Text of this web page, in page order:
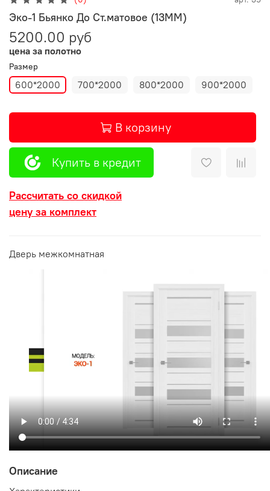
Эко-1 Бьянко До Ст.матовое (13ММ)
5200.00 руб
цена за полотно
Размер
600*2000 700*2000 800*2000 900*2000
В корзину
Купить в кредит
Рассчитать со скидкой
цену за комплект
Дверь межкомнатная
Описание